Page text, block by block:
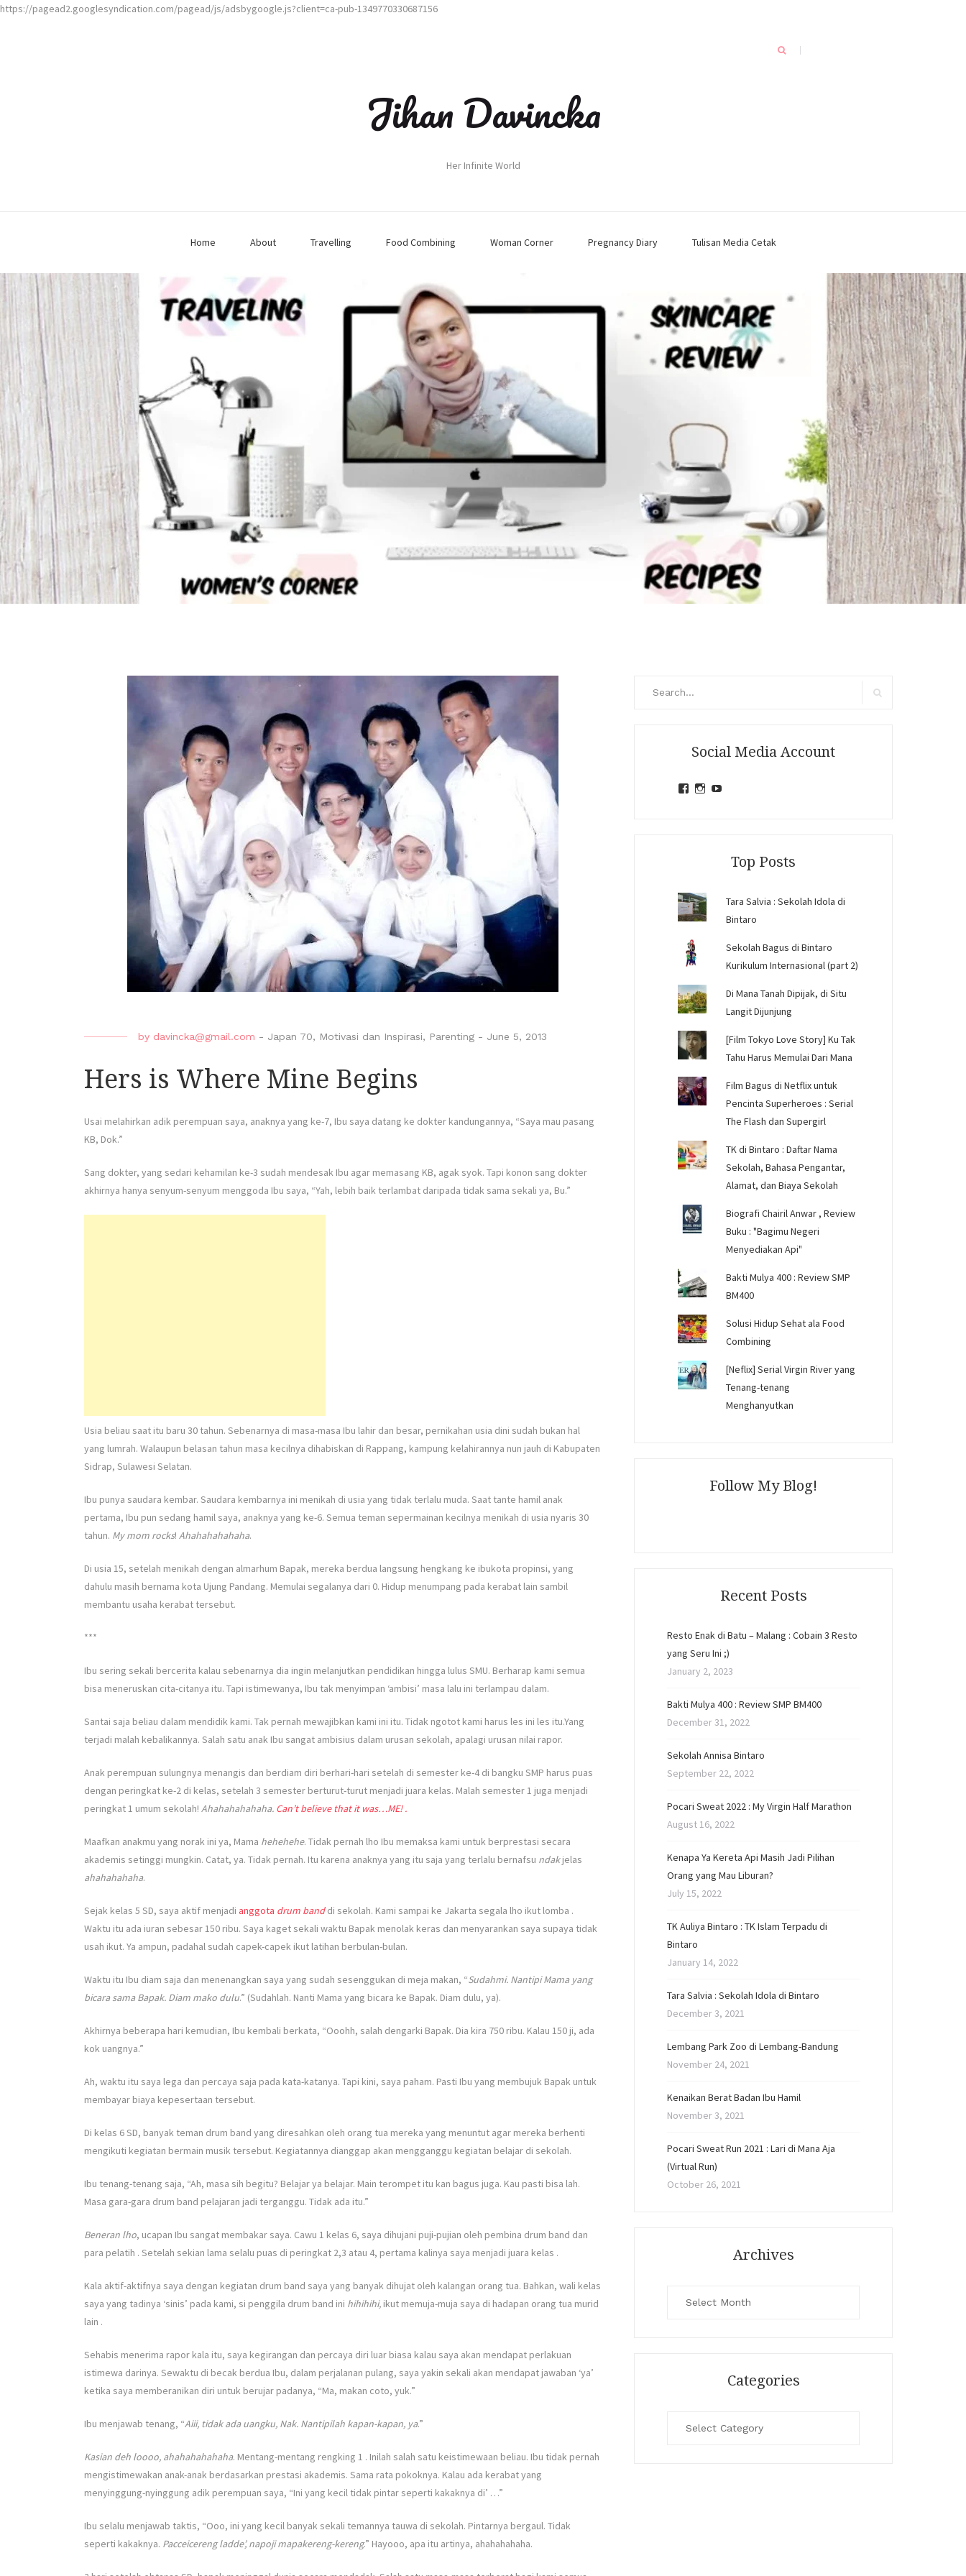
https://pagead2.googlesyndication.com/pagead/js/adsbygoogle.js?client=ca-pub-1349770330687156
Jihan Davincka
Her Infinite World
Home About Travelling Food Combining Woman Corner Pregnancy Diary Tulisan Media Cetak
by davincka@gmail.com - Japan 70, Motivasi dan Inspirasi, Parenting - June 5, 2013
Hers is Where Mine Begins
Usai melahirkan adik perempuan saya, anaknya yang ke-7, Ibu saya datang ke dokter kandungannya, “Saya mau pasang
KB, Dok.”
Sang dokter, yang sedari kehamilan ke-3 sudah mendesak Ibu agar memasang KB, agak syok. Tapi konon sang dokter
akhirnya hanya senyum-senyum menggoda Ibu saya, “Yah, lebih baik terlambat daripada tidak sama sekali ya, Bu.”
Usia beliau saat itu baru 30 tahun. Sebenarnya di masa-masa Ibu lahir dan besar, pernikahan usia dini sudah bukan hal
yang lumrah. Walaupun belasan tahun masa kecilnya dihabiskan di Rappang, kampung kelahirannya nun jauh di Kabupaten
Sidrap, Sulawesi Selatan.
Ibu punya saudara kembar. Saudara kembarnya ini menikah di usia yang tidak terlalu muda. Saat tante hamil anak
pertama, Ibu pun sedang hamil saya, anaknya yang ke-6. Semua teman sepermainan kecilnya menikah di usia nyaris 30
tahun. My mom rocks! Ahahahahahaha.
Di usia 15, setelah menikah dengan almarhum Bapak, mereka berdua langsung hengkang ke ibukota propinsi, yang
dahulu masih bernama kota Ujung Pandang. Memulai segalanya dari 0. Hidup menumpang pada kerabat lain sambil
membantu usaha kerabat tersebut.
***
Ibu sering sekali bercerita kalau sebenarnya dia ingin melanjutkan pendidikan hingga lulus SMU. Berharap kami semua
bisa meneruskan cita-citanya itu. Tapi istimewanya, Ibu tak menyimpan ‘ambisi’ masa lalu ini terlampau dalam.
Santai saja beliau dalam mendidik kami. Tak pernah mewajibkan kami ini itu. Tidak ngotot kami harus les ini les itu.Yang
terjadi malah kebalikannya. Salah satu anak Ibu sangat ambisius dalam urusan sekolah, apalagi urusan nilai rapor.
Anak perempuan sulungnya menangis dan berdiam diri berhari-hari setelah di semester ke-4 di bangku SMP harus puas
dengan peringkat ke-2 di kelas, setelah 3 semester berturut-turut menjadi juara kelas. Malah semester 1 juga menjadi
peringkat 1 umum sekolah! Ahahahahahaha. Can’t believe that it was…ME! .
Maafkan anakmu yang norak ini ya, Mama hehehehe. Tidak pernah lho Ibu memaksa kami untuk berprestasi secara
akademis setinggi mungkin. Catat, ya. Tidak pernah. Itu karena anaknya yang itu saja yang terlalu bernafsu ndakjelas
ahahahahaha.
Sejak kelas 5 SD, saya aktif menjadi anggota drum banddi sekolah. Kami sampai ke Jakarta segala lho ikut lomba .
Waktu itu ada iuran sebesar 150 ribu. Saya kaget sekali waktu Bapak menolak keras dan menyarankan saya supaya tidak
usah ikut. Ya ampun, padahal sudah capek-capek ikut latihan berbulan-bulan.
Waktu itu Ibu diam saja dan menenangkan saya yang sudah sesenggukan di meja makan, “Sudahmi. Nantipi Mama yang
bicara sama Bapak. Diam mako dulu.” (Sudahlah. Nanti Mama yang bicara ke Bapak. Diam dulu, ya).
Akhirnya beberapa hari kemudian, Ibu kembali berkata, “Ooohh, salah dengarki Bapak. Dia kira 750 ribu. Kalau 150 ji, ada
kok uangnya.”
Ah, waktu itu saya lega dan percaya saja pada kata-katanya. Tapi kini, saya paham. Pasti Ibu yang membujuk Bapak untuk
membayar biaya kepesertaan tersebut.
Di kelas 6 SD, banyak teman drum band yang diresahkan oleh orang tua mereka yang menuntut agar mereka berhenti
mengikuti kegiatan bermain musik tersebut. Kegiatannya dianggap akan mengganggu kegiatan belajar di sekolah.
Ibu tenang-tenang saja, “Ah, masa sih begitu? Belajar ya belajar. Main terompet itu kan bagus juga. Kau pasti bisa lah.
Masa gara-gara drum band pelajaran jadi terganggu. Tidak ada itu.”
Beneran lho, ucapan Ibu sangat membakar saya. Cawu 1 kelas 6, saya dihujani puji-pujian oleh pembina drum band dan
para pelatih . Setelah sekian lama selalu puas di peringkat 2,3 atau 4, pertama kalinya saya menjadi juara kelas .
Kala aktif-aktifnya saya dengan kegiatan drum band saya yang banyak dihujat oleh kalangan orang tua. Bahkan, wali kelas
saya yang tadinya ‘sinis’ pada kami, si penggila drum band ini hihihihi, ikut memuja-muja saya di hadapan orang tua murid
lain .
Sehabis menerima rapor kala itu, saya kegirangan dan percaya diri luar biasa kalau saya akan mendapat perlakuan
istimewa darinya. Sewaktu di becak berdua Ibu, dalam perjalanan pulang, saya yakin sekali akan mendapat jawaban ‘ya’
ketika saya memberanikan diri untuk berujar padanya, “Ma, makan coto, yuk.”
Ibu menjawab tenang, “Aiii, tidak ada uangku, Nak. Nantipilah kapan-kapan, ya.”
Kasian deh loooo, ahahahahahaha. Mentang-mentang rengking 1 . Inilah salah satu keistimewaan beliau. Ibu tidak pernah
mengistimewakan anak-anak berdasarkan prestasi akademis. Sama rata pokoknya. Kalau ada kerabat yang
menyinggung-nyinggung adik perempuan saya, “Ini yang kecil tidak pintar seperti kakaknya di’ …”
Ibu selalu menjawab taktis, “Ooo, ini yang kecil banyak sekali temannya tauwa di sekolah. Pintarnya bergaul. Tidak
seperti kakaknya. Pacceicereng ladde’, napoji mapakereng-kereng.” Hayooo, apa itu artinya, ahahahahaha.
Social Media Account
ViewView
Top Posts
Tara Salvia : Sekolah Idola di
Bintaro
Sekolah Bagus di Bintaro
Kurikulum Internasional (part 2)
Di Mana Tanah Dipijak, di Situ
Langit Dijunjung
[Film Tokyo Love Story] Ku Tak
Tahu Harus Memulai Dari Mana
Film Bagus di Netflix untuk
Pencinta Superheroes : Serial
The Flash dan Supergirl
TK di Bintaro : Daftar Nama
Sekolah, Bahasa Pengantar,
Alamat, dan Biaya Sekolah
Biografi Chairil Anwar , Review
Buku : "Bagimu Negeri
Menyediakan Api"
Bakti Mulya 400 : Review SMP
BM400
Solusi Hidup Sehat ala Food
Combining
[Neflix] Serial Virgin River yang
Tenang-tenang
Menghanyutkan
Follow My Blog!
Recent Posts
Resto Enak di Batu – Malang : Cobain 3 Resto
yang Seru Ini ;)
January 2, 2023
Bakti Mulya 400 : Review SMP BM400
December 31, 2022
Sekolah Annisa Bintaro
September 22, 2022
Pocari Sweat 2022 : My Virgin Half Marathon
August 16, 2022
Kenapa Ya Kereta Api Masih Jadi Pilihan
Orang yang Mau Liburan?
July 15, 2022
TK Auliya Bintaro : TK Islam Terpadu di
Bintaro
January 14, 2022
Tara Salvia : Sekolah Idola di Bintaro
December 3, 2021
Lembang Park Zoo di Lembang-Bandung
November 24, 2021
Kenaikan Berat Badan Ibu Hamil
November 3, 2021
Pocari Sweat Run 2021 : Lari di Mana Aja
(Virtual Run)
October 26, 2021
Archives
Categories